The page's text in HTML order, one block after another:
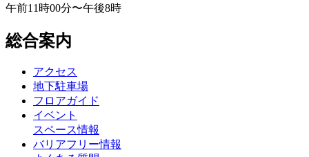
午前11時00分〜午後8時
総合案内
アクセス
地下駐車場
フロアガイド
イベント
スペース情報
バリアフリー情報